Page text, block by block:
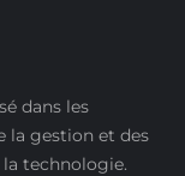
dans les
la gestion et des
la technologie.